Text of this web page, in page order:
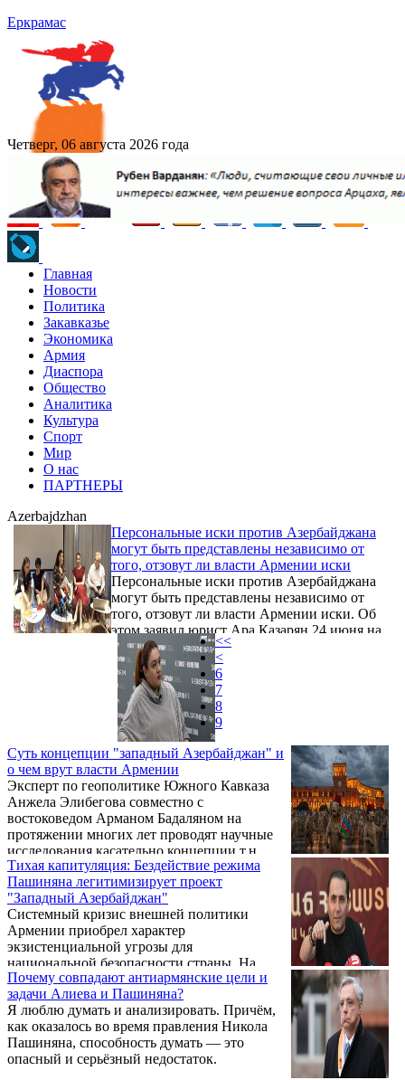
Еркрамас
Четверг, 06 августа 2026 года
Главная
Новости
Политика
Закавказье
Экономика
Армия
Диаспора
Общество
Аналитика
Культура
Спорт
Мир
О нас
ПАРТНЕРЫ
Azerbajdzhan
Персональные иски против Азербайджана
могут быть представлены независимо от
того, отзовут ли власти Армении иски
Персональные иски против Азербайджана
могут быть представлены независимо от
того, отзовут ли власти Армении иски. Об
этом заявил юрист Ара Казарян 24 июня на
пресс-конференции.
Суть концепции "западный Азербайджан" и
о чем врут власти Армении
Эксперт по геополитике Южного Кавказа
Анжела Элибегова совместно с
востоковедом Арманом Бадаляном на
протяжении многих лет проводят научные
исследования касательно концепции т.н.
«западного Азербайджана» и
государственной политики Баку по
заселению азербайджанцев в Армении.
“Попробую поэтапно представить, о чем
речь, в чем заключается данная концепция,
какие риски и угрозы имеются, и, самое
главное, о чем врут власти Армении», —
написала Элибегова в соцсети Фейсбук.
Тихая капитуляция: Бездействие режима
Пашиняна легитимизирует проект
"Западный Азербайджан"
Системный кризис внешней политики
Армении приобрел характер
экзистенциальной угрозы для
национальной безопасности страны. На
фоне агрессивного продвижения
Азербайджаном концепции так
называемого «Западного Азербайджана»,
под которой в Баку открыто подразумевают
суверенную территорию Республики
Армения, действующее армянское
Почему совпадают антиармянские цели и
задачи Алиева и Пашиняна?
Я люблю думать и анализировать. Причём,
как оказалось во время правления Никола
Пашиняна, способность думать — это
опасный и серьёзный недостаток.
<<
<
6
7
8
9